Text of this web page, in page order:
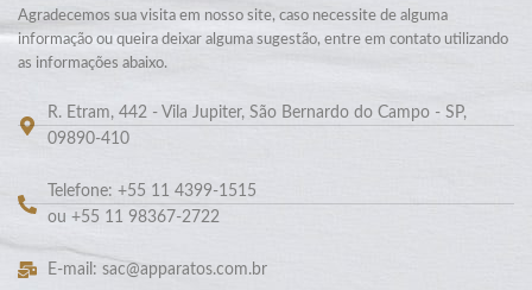
Agradecemos sua visita em nosso site, caso necessite de alguma
informação ou queira deixar alguma sugestão, entre em contato utilizando
as informações abaixo.
R. Etram, 442 - Vila Jupiter, São Bernardo do Campo - SP,
09890-410
Telefone: +55 11 4399-1515
ou +55 11 98367-2722
E-mail: sac@apparatos.com.br